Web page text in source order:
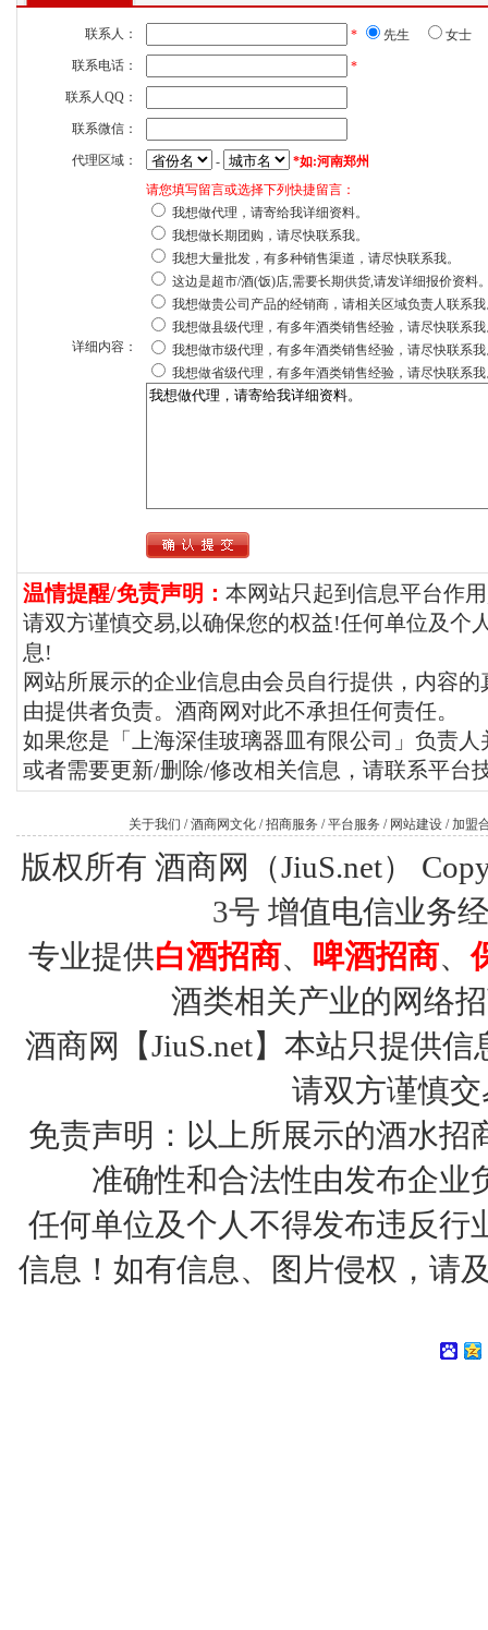
联系人： * 先生
女士
联系电话：
*
联系人QQ：
联系微信：
代理区域： - *如:河南郑州
详细内容：
请您填写留言或选择下列快捷留言：
我想做代理，请寄给我详细资料。
我想做长期团购，请尽快联系我。
我想大量批发，有多种销售渠道，请尽快联系我。
这边是超市/酒(饭)店,需要长期供货,请发详细报价资料
我想做贵公司产品的经销商，请相关区域负责人联系
我想做县级代理，有多年酒类销售经验，请尽快联系
我想做市级代理，有多年酒类销售经验，请尽快联系
我想做省级代理，有多年酒类销售经验，请尽快联系
温情提醒/免责声明： 本网站只起到信息平台作
请双方谨慎交易,以确保您的权益!任何单位及个
息!
网站所展示的企业信息由会员自行提供，内容
由提供者负责。酒商网对此不承担任何责任。
如果您是「上海深佳玻璃器皿有限公司」负责
或者需要更新/删除/修改相关信息，请联系平台
关于我们 /酒商网文化 /招商服务 /平台服务 / 网站建设 /加盟
版权所有 酒商网（JiuS.net）
3号 增值电信业务
专业提供白酒招商、 啤酒招商、
酒类相关产业的网络
酒商网【JiuS.net】本站只提供
请双方谨慎
免责声明：以上所展示的酒水
准确性和合法性由发布企业
任何单位及个人不得发布违反行
信息！如有信息、图片侵权，请